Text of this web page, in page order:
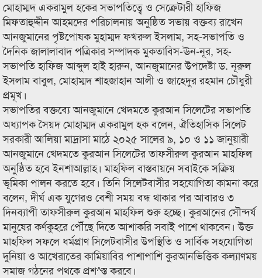
মোহাম্মদ একরামুল হকের সভাপতিত্বে ও সেক্রেটারী হাফিজ
মিফতাহুদ্দীন আহমদের পরিচালনায় অনুষ্ঠিত সভায় বক্তব্য রাখেন
আনজুমানের পৃষ্টপোষক মুহাম্মদ ফখরুল ইসলাম, সহ-সভাপতি ও
দৈনিক জালালাবাদ পত্রিকার সম্পাদক মুকতাবিস-ঊন-নূর, সহ-
সভাপতি হাফিজ আব্দুল হাই হারুন, আনজুমানের উপদেষ্টা ড. নূরুল
ইসলাম বাবুল, মোহাম্মদ শাহজাহান আলী ও জাহেদুর রহমান চৌধুরী
প্রমূখ।
সভাপতির বক্তব্যে আনজুমানে খেদমতে কুরআন সিলেটের সভাপতি
অধ্যাপক সৈয়দ মোহাম্মদ একরামুল হক বলেন, ঐতিহাসিক সিলেট
সরকারী আলিয়া মাদ্রাসা মাঠে ২০২৫ সালের ৯, ১০ ও ১১ জানুয়ারী
আনজুমানে খেদমতে কুরআন সিলেটের তাফসীরুল কুরআন মাহফিল
অনুষ্ঠিত হবে ইনশাআল্লাহ। মাহফিল বাস্তবায়নে সবাইকে সক্রিয়
ভূমিকা পালন করতে হবে। তিনি সিলেটবাসীর সহযোগিতা কামনা করে
বলেন, দীর্ঘ এক যুগেরও বেশী সময় বন্ধ থাকার পর আবারও ৩
দিনব্যাপী তাফসীরুল কুরআন মাহফিল শুরু হচ্ছে। কুরআনের সৌন্দর্য
মানুষের কর্ণকুহরে পৌঁছে দিতে আশাকরি সবাই পাশে থাকবেন। উক্ত
মাহফিল সফলে ধর্মপ্রাণ সিলেটবাসীর উপস্থিতি ও সার্বিক সহযোগিতা
দুনিয়া ও আখেরাতের কামিয়াবির পাশাপাশি কুরআনভিত্তিক কল্যাণময়
সমাজ গঠনের পথকে প্রশ^স্ত করবে।